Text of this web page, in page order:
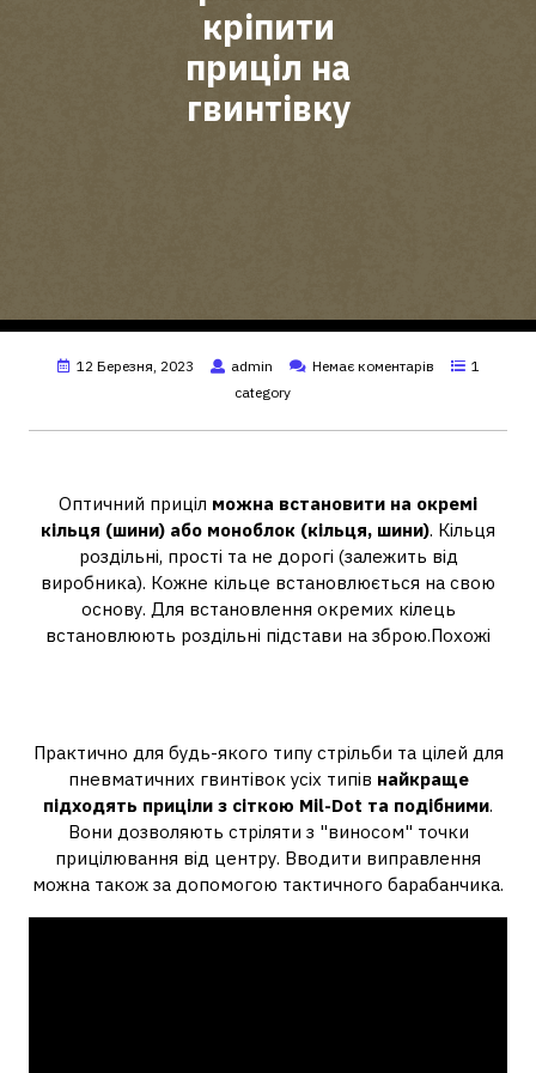
кріпити
приціл на
гвинтівку
12 Березня, 2023 admin Немає коментарів
1
category
Оптичний приціл можна встановити на окремі
кільця (шини) або моноблок (кільця, шини). Кільця
роздільні, прості та не дорогі (залежить від
виробника). Кожне кільце встановлюється на свою
основу. Для встановлення окремих кілець
встановлюють роздільні підстави на зброю.Похожі
Практично для будь-якого типу стрільби та цілей для
пневматичних гвинтівок усіх типів найкраще
підходять приціли з сіткою Mil-Dot та подібними.
Вони дозволяють стріляти з "виносом" точки
прицілювання від центру. Вводити виправлення
можна також за допомогою тактичного барабанчика.